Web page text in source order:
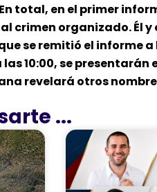
total, en el primer
crimen organizado. Él
se remitió el informe
10:00, se presentarán
revelará otros
...